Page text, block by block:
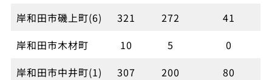
岸和田市磯上町(6)
321 272
41
岸和田市木材町
10 5
0
岸和田市中井町(1)
307 200
80